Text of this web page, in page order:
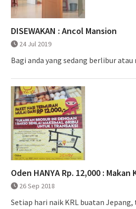
DISEWAKAN : Ancol Mansion
24 Jul 2019
Bagi anda yang sedang berlibur
Oden HANYA Rp. 12,000 :
26 Sep 2018
Setiap hari naik KRL buatan Jepang,